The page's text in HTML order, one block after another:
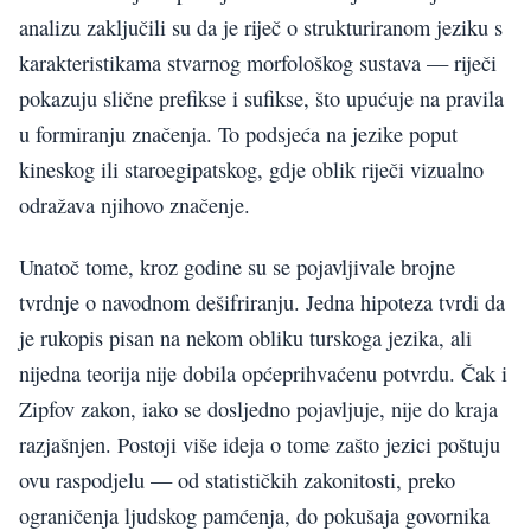
analizu zaključili su da je riječ o strukturiranom jeziku s
karakteristikama stvarnog morfološkog sustava — riječi
pokazuju slične prefikse i sufikse, što upućuje na pravila
u formiranju značenja. To podsjeća na jezike poput
kineskog ili staroegipatskog, gdje oblik riječi vizualno
odražava njihovo značenje.
Unatoč tome, kroz godine su se pojavljivale brojne
tvrdnje o navodnom dešifriranju. Jedna hipoteza tvrdi da
je rukopis pisan na nekom obliku turskoga jezika, ali
nijedna teorija nije dobila općeprihvaćenu potvrdu. Čak i
Zipfov zakon, iako se dosljedno pojavljuje, nije do kraja
razjašnjen. Postoji više ideja o tome zašto jezici poštuju
ovu raspodjelu — od statističkih zakonitosti, preko
ograničenja ljudskog pamćenja, do pokušaja govornika